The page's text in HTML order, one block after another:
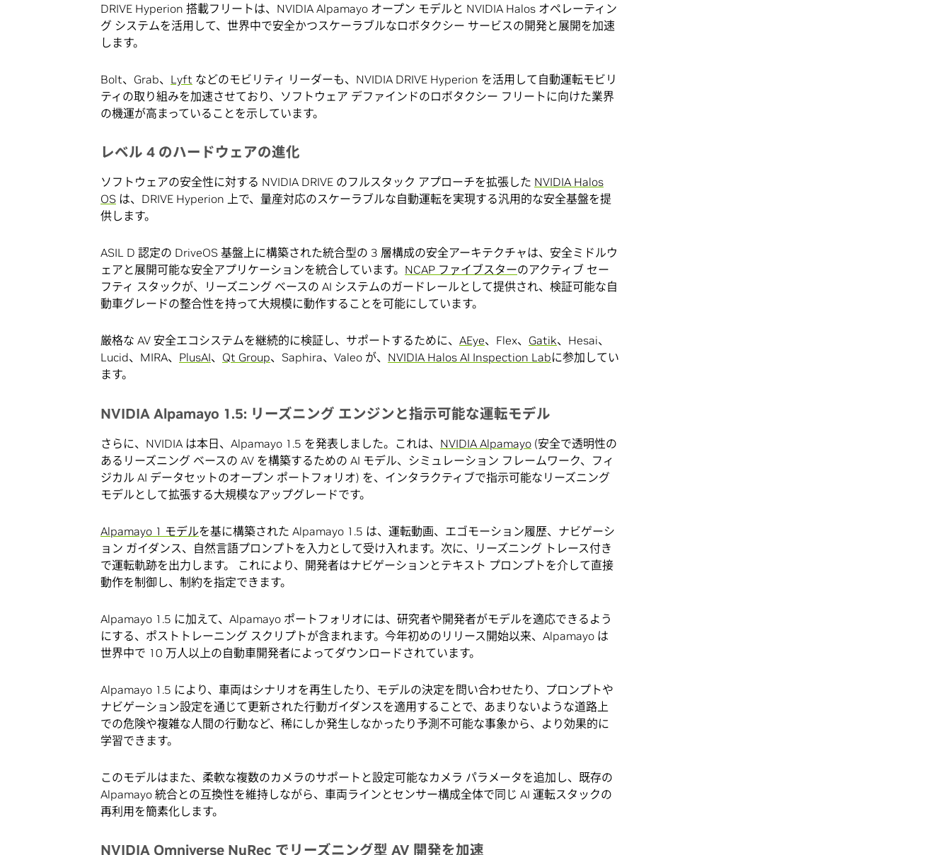
DRIVE Hyperion 搭載フリートは、NVIDIA Alpamayo オープン モデルと NVIDIA Halos オペレーティン
グ システムを活用して、世界中で安全かつスケーラブルなロボタクシー サービスの開発と展開を加速
します。
Bolt、Grab、 Lyft などのモビリティ リーダーも、NVIDIA DRIVE Hyperion を活用して自動運転モビリ
ティの取り組みを加速させており、ソフトウェア デファインドのロボタクシー フリートに向けた業界
の機運が高まっていることを示しています。
レベル 4 のハードウェアの進化
ソフトウェアの安全性に対する NVIDIA DRIVE のフルスタック アプローチを拡張した NVIDIA Halos
OS は、DRIVE Hyperion 上で、量産対応のスケーラブルな自動運転を実現する汎用的な安全基盤を提
供します。
ASIL D 認定の DriveOS 基盤上に構築された統合型の 3 層構成の安全アーキテクチャは、安全ミドルウ
ェアと展開可能な安全アプリケーションを統合しています。 NCAP ファイブスターのアクティブ セー
フティ スタックが、リーズニング ベースの AI システムのガードレールとして提供され、検証可能な自
動車グレードの整合性を持って大規模に動作することを可能にしています。
厳格な AV 安全エコシステムを継続的に検証し、サポートするために、 AEye、Flex、 Gatik、Hesai、
Lucid、MIRA、 PlusAI、 Qt Group、Saphira、Valeo が、 NVIDIA Halos AI Inspection Labに参加してい
ます。
NVIDIA Alpamayo 1.5: リーズニング エンジンと指示可能な運転モデル
さらに、NVIDIA は本日、Alpamayo 1.5 を発表しました。これは、 NVIDIA Alpamayo (安全で透明性の
あるリーズニング ベースの AV を構築するための AI モデル、シミュレーション フレームワーク、フィ
ジカル AI データセットのオープン ポートフォリオ) を、インタラクティブで指示可能なリーズニング
モデルとして拡張する大規模なアップグレードです。
Alpamayo 1 モデルを基に構築された Alpamayo 1.5 は、運転動画、エゴモーション履歴、ナビゲーシ
ョン ガイダンス、自然言語プロンプトを入力として受け入れます。次に、リーズニング トレース付き
で運転軌跡を出力します。 これにより、開発者はナビゲーションとテキスト プロンプトを介して直接
動作を制御し、制約を指定できます。
Alpamayo 1.5 に加えて、Alpamayo ポートフォリオには、研究者や開発者がモデルを適応できるよう
にする、ポストトレーニング スクリプトが含まれます。今年初めのリリース開始以来、Alpamayo は
世界中で 10 万人以上の自動車開発者によってダウンロードされています。
Alpamayo 1.5 により、車両はシナリオを再生したり、モデルの決定を問い合わせたり、プロンプトや
ナビゲーション設定を通じて更新された行動ガイダンスを適用することで、あまりないような道路上
での危険や複雑な人間の行動など、稀にしか発生しなかったり予測不可能な事象から、より効果的に
学習できます。
このモデルはまた、柔軟な複数のカメラのサポートと設定可能なカメラ パラメータを追加し、既存の
Alpamayo 統合との互換性を維持しながら、車両ラインとセンサー構成全体で同じ AI 運転スタックの
再利用を簡素化します。
NVIDIA Omniverse NuRec でリーズニング型 AV 開発を加速